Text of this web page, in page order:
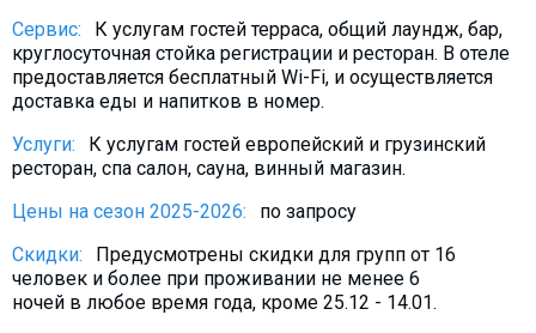
Сервис:
К услугам гостей терраса, общий лаундж, бар,
круглосуточная стойка регистрации и ресторан. В отеле
предоставляется бесплатный Wi-Fi, и осуществляется
доставка еды и напитков в номер.
Услуги:
К услугам гостей европейский и грузинский
ресторан, спа салон, сауна, винный магазин.
Цены на сезон 2025-2026:
по запросу
Скидки:
Предусмотрены скидки для групп от 16
человек и более при проживании не менее 6
ночей в любое время года, кроме 25.12 - 14.01.